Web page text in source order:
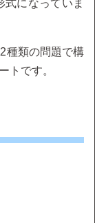
になっていま
種類の問題で構
トです。